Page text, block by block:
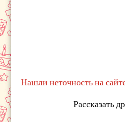
Нашли неточность на
Рассказать